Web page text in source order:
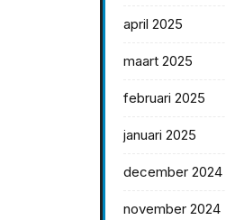
april 2025
maart 2025
februari 2025
januari 2025
december 2024
november 2024